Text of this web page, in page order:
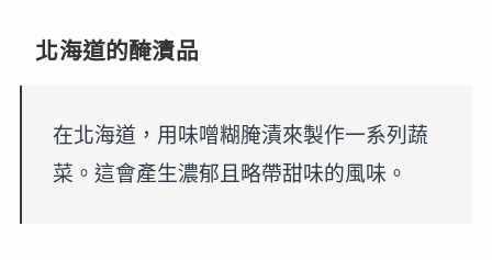
北海道的醃漬品
在北海道，用味噌糊腌漬來製作一系列蔬
菜。這會產生濃郁且略帶甜味的風味。